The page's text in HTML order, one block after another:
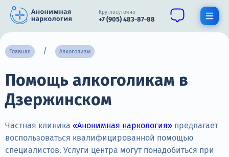
Круглосуточно
+7 (905) 483-87-88
О нас
Наркомания
Нарколог
Главная Алкоголизм
Помощь алкоголикам в
Дзержинском
Частная клиника «Анонимная наркология» предлагает
воспользоваться квалифицированной помощью
специалистов. Услуги центра могут понадобиться при